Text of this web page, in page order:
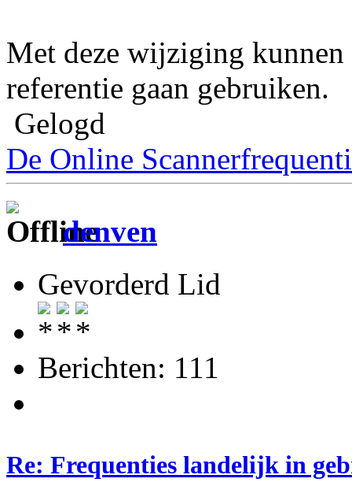
Met deze wijziging kunnen
referentie gaan gebruiken.
Gelogd
De Online
denven
Gevorderd Lid
Berichten: 111
Re: Frequenties landelijk in